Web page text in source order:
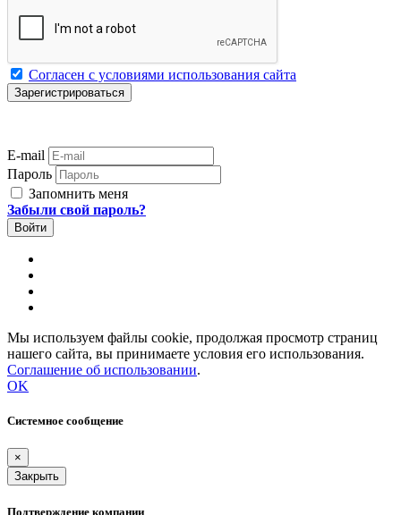
Согласен с условиями использования сайта
E-mail
Пароль
Запомнить меня
Забыли свой пароль?
Мы используем файлы cookie, продолжая просмотр страниц
нашего сайта, вы принимаете условия его использования.
Соглашение об использовании.
OK
Системное сообщение
×
Закрыть
Подтверждение компании